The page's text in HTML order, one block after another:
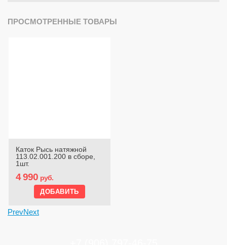
ПРОСМОТРЕННЫЕ ТОВАРЫ
Каток Рысь натяжной
113.02.001.200 в сборе,
1шт.
4 990 руб.
PrevNext